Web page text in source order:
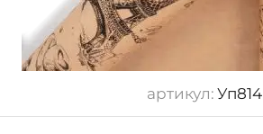
артикул: Уп814